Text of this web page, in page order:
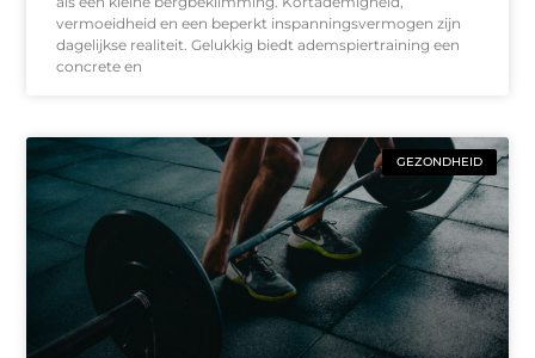
vermoeidheid en een beperkt inspanningsvermogen zijn
dagelijkse realiteit. Gelukkig biedt ademspiertraining een
concrete en
GEZONDHEID